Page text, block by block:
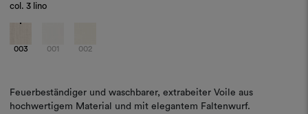
col.3 lino
003 001 002
Feuerbeständiger und waschbarer, extrabeiter Voile aus
hochwertigem Material und mit elegantem Faltenwurf.